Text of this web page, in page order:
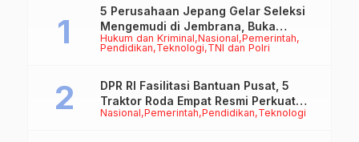
Hukum dan Kriminal Nasional Pemerintah
Pendidikan Teknologi TNI dan Polri
5 Perusahaan Jepang Gelar Seleksi
Mengemudi di Jembrana, Buka
Peluang Kerja bagi Calon PMI
Nasional Pemerintah Pendidikan Teknologi
DPR RI Fasilitasi Bantuan Pusat, 5
Traktor Roda Empat Resmi Perkuat
Mekanisasi Pertanian Jembrana